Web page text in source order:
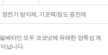
전기 방지제, 기포력/점도 증진제
베타인 모두 코코넛에 유래한 양쪽성 계
닙니다.